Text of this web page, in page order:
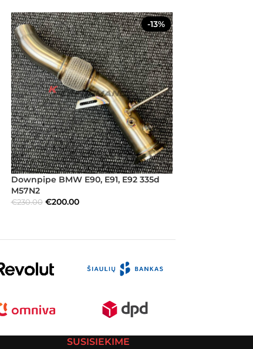
-13%
Downpipe BMW E90, E91, E92 335d
M57N2
€230.00 €200.00
SUSISIEKIME